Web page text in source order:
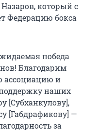
который с
Федерацию бокса
победа
Благодарим
ассоциацию и
наших
[Субханкулову],
[Габдрафикову] —
за